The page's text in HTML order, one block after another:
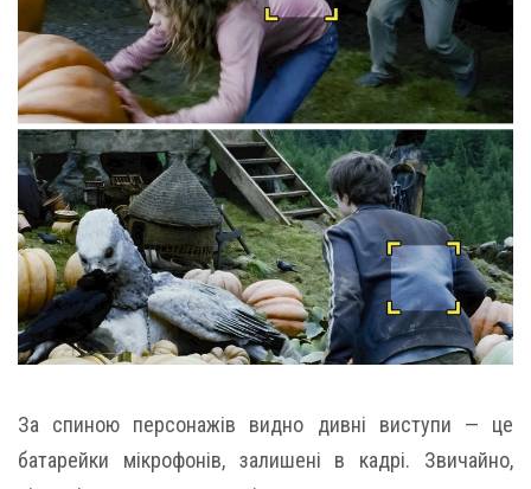
За спиною персонажів видно дивні виступи — це
батарейки мікрофонів, залишені в кадрі. Звичайно,